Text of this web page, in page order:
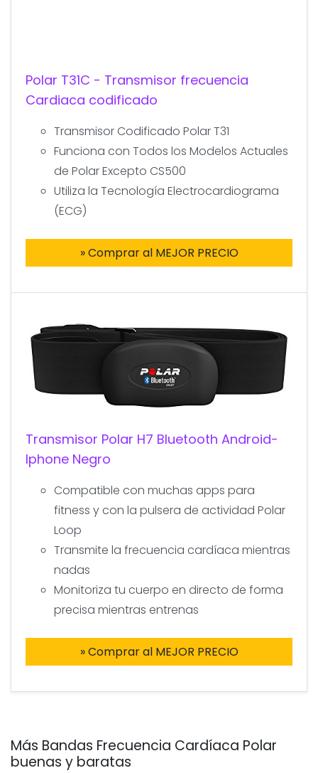
Polar T31C - Transmisor frecuencia
Cardiaca codificado
Transmisor Codificado Polar T31
Funciona con Todos los Modelos Actuales
de Polar Excepto CS500
Utiliza la Tecnología Electrocardiograma
(ECG)
» Comprar al MEJOR PRECIO
Transmisor Polar H7 Bluetooth Android-
Iphone Negro
Compatible con muchas apps para
fitness y con la pulsera de actividad Polar
Loop
Transmite la frecuencia cardíaca mientras
nadas
Monitoriza tu cuerpo en directo de forma
precisa mientras entrenas
» Comprar al MEJOR PRECIO
Más Bandas Frecuencia Cardíaca Polar
buenas y baratas